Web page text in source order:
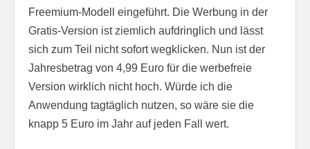
Freemium-Modell eingeführt. Die Werbung in der
Gratis-Version ist ziemlich aufdringlich und lässt
sich zum Teil nicht sofort wegklicken. Nun ist der
Jahresbetrag von 4,99 Euro für die werbefreie
Version wirklich nicht hoch. Würde ich die
Anwendung tagtäglich nutzen, so wäre sie die
knapp 5 Euro im Jahr auf jeden Fall wert.